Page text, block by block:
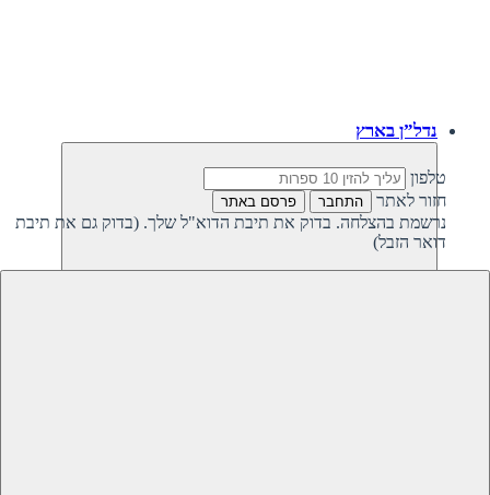
טלפון
חזור לאתר
התחבר פרסם באתר
נרשמת בהצלחה. בדוק את תיבת הדוא"ל שלך. (בדוק גם את תיבת
דואר הזבל)
נדל”ן בארץ